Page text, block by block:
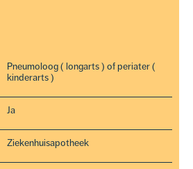
Pneumoloog ( longarts ) of periater (
kinderarts )
Ja
Ziekenhuisapotheek